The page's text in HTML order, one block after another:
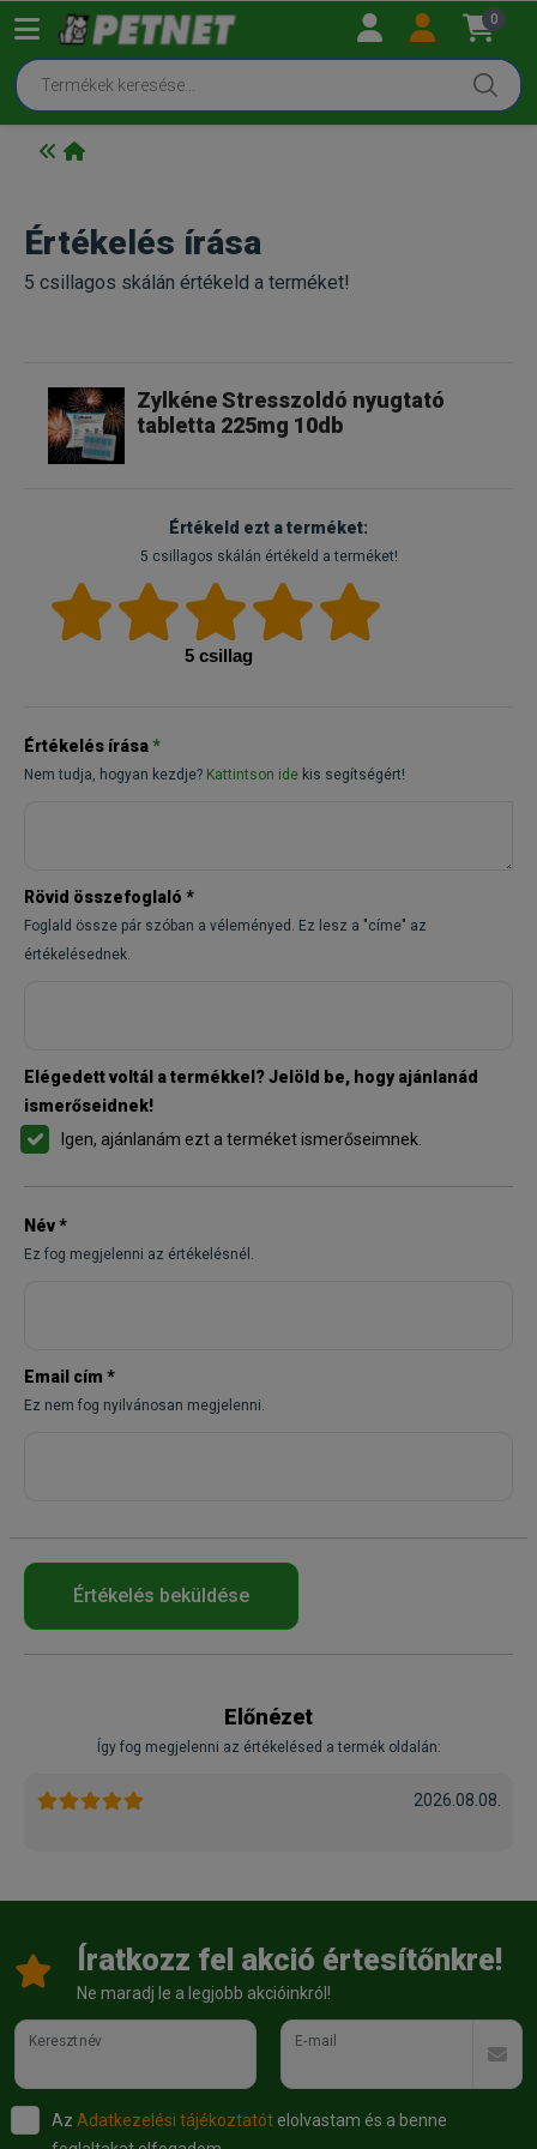
0
Értékelés írása
5 csillagos skálán értékeld a terméket!
Zylkéne Stresszoldó nyugtató
tabletta 225mg 10db
Értékeld ezt a terméket:
5 csillagos skálán értékeld a terméket!
5 csillag
Értékelés írása*
Nem tudja, hogyan kezdje? Kattintson ide kis segítségért!
Rövid összefoglaló *
Foglald össze pár szóban a véleményed. Ez lesz a "címe" az
értékelésednek.
Elégedett voltál a termékkel? Jelöld be, hogy ajánlanád
ismerőseidnek!
Igen, ajánlanám ezt a terméket ismerőseimnek.
Név*
Ez fog megjelenni az értékelésnél.
Email cím *
Ez nem fog nyilvánosan megjelenni.
Értékelés beküldése
Előnézet
Így fog megjelenni az értékelésed a termék oldalán:
2026.08.08.
Íratkozz fel akció értesítőnkre!
Ne maradj le a legjobb akcióinkról!
Keresztnév E-mail
Az Adatkezelési tájékoztatót elolvastam és a benne